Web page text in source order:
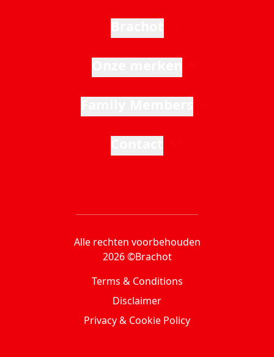
Alle rechten voorbehouden
2026 ©Brachot
Terms & Conditions
Disclaimer
Privacy & Cookie Policy